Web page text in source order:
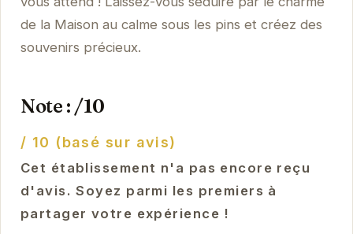
de la Maison au calme sous les pins et créez des
souvenirs précieux.
Note : /10
/ 10 (basé sur avis)
Cet établissement n'a pas encore reçu
d'avis. Soyez parmi les premiers à
partager votre expérience !